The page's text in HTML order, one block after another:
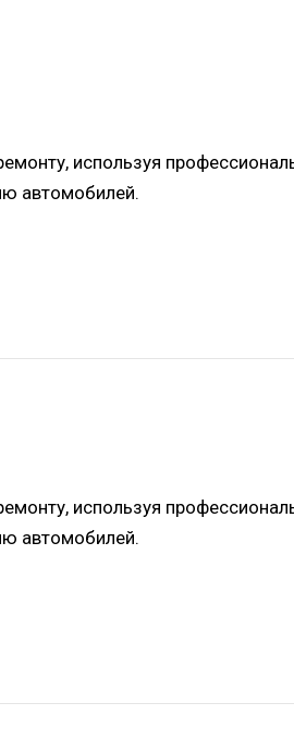
используя
автомобилей.
используя
автомобилей.